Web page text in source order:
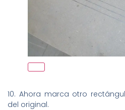
10. Ahora marca otro
del original.